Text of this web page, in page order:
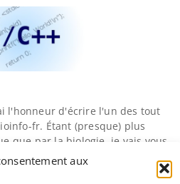
aux
l'honneur d'écrire l'un des tout
​fr. Étant (presque) plus
que par la biologie, je vais vous
plus importants pour un
En effet, il n'existerait